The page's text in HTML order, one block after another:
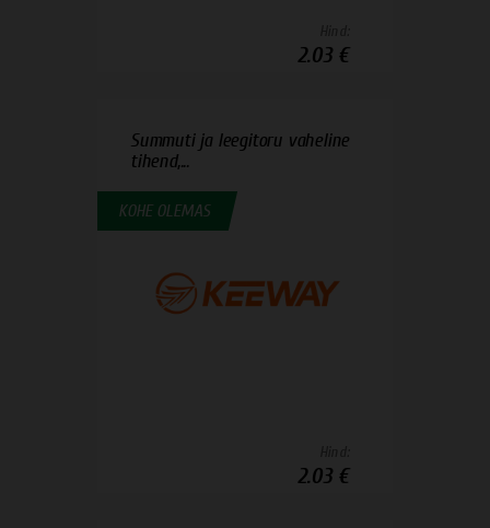
2.03 €
Summuti ja leegitoru vaheline
tihend,...
KOHE OLEMAS
2.03 €